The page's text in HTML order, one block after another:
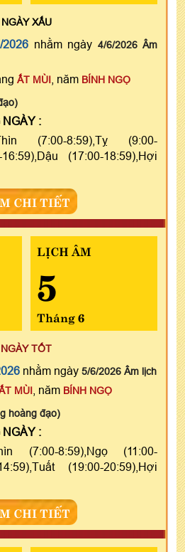
NGÀYXẤU
2026 nhằm ngày 4/6/2026 Âm
ẤT MÙI , năm BÍNH NGỌ
NGÀY :
(7:00-8:59),Tỵ (9:00-
(17:00-18:59),Hợi
CHI TIẾT
LỊCH ÂM
5
Tháng 6
NGÀY TỐT
nhằm ngày 5/6/2026 Âm lịch
MÙI , năm BÍNH NGỌ
hoàng đạo)
NGÀY :
(7:00-8:59),Ngọ (11:00-
(19:00-20:59),Hợi
CHI TIẾT